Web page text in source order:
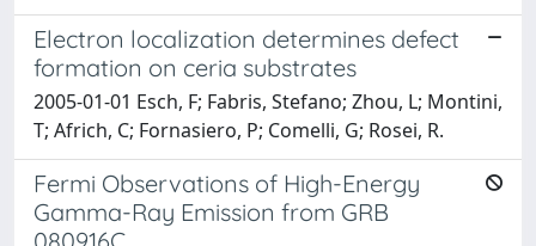
Electron localization determines defect
formation on ceria substrates
2005-01-01 Esch, F; Fabris, Stefano; Zhou, L; Montini,
T; Africh, C; Fornasiero, P; Comelli, G; Rosei, R.
Fermi Observations of High-Energy
Gamma-Ray Emission from GRB